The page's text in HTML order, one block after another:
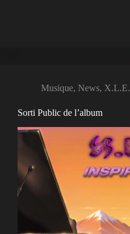
Musique, News, X.L.E.
Sorti Public de l’album